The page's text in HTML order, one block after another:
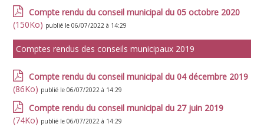
Compte rendu du conseil municipal du 05 octobre 2020
(150Ko) publié le 06/07/2022 à 14:29
Comptes rendus des conseils municipaux 2019
Compte rendu du conseil municipal du 04 décembre 2019
(86Ko) publié le 06/07/2022 à 14:29
Compte rendu du conseil municipal du 27 juin 2019
(74Ko) publié le 06/07/2022 à 14:29